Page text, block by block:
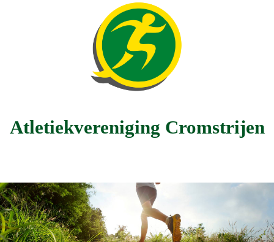
Atletiekvereniging Cromstrijen